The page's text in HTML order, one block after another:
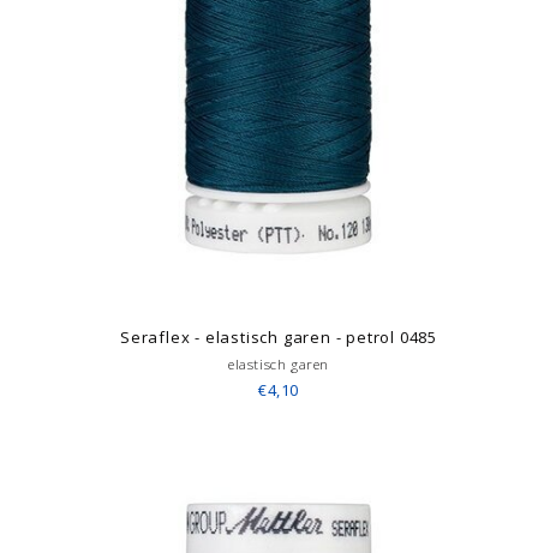
Seraflex - elastisch garen - petrol 0485
elastisch garen
€4,10